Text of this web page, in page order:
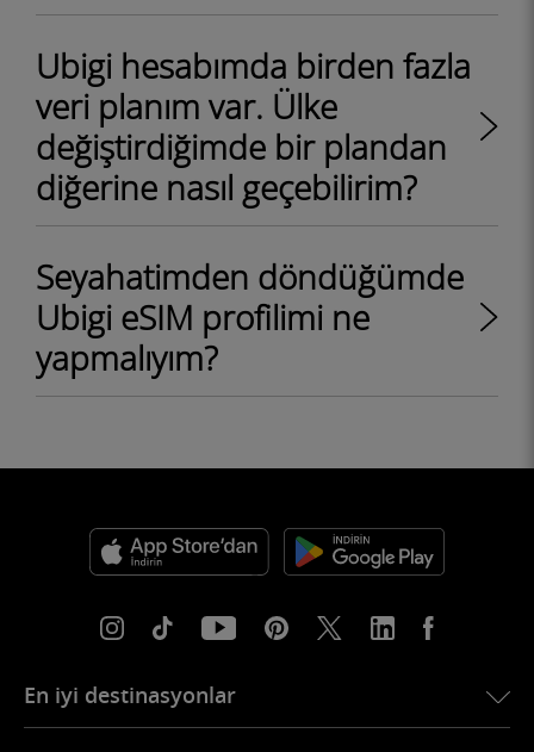
Ubigi hesabımda birden fazla
veri planım var. Ülke
değiştirdiğimde bir plandan
diğerine nasıl geçebilirim?
Seyahatimden döndüğümde
Ubigi eSIM profilimi ne
yapmalıyım?
En iyi destinasyonlar